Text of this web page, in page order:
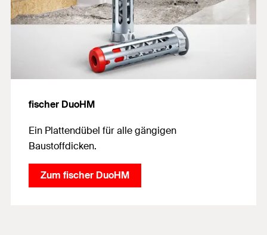
fischer DuoHM
Ein Plattendübel für alle gängigen
Baustoffdicken.
Zum fischer DuoHM